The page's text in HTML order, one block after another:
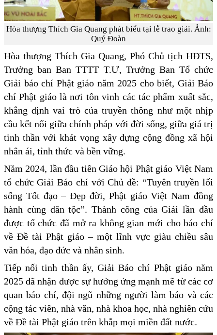
Hòa thượng Thích Gia Quang phát biểu tại lễ trao giải. Ảnh:
Quý Đoàn
Hòa thượng Thích Gia Quang, Phó Chủ tịch HĐTS,
Trưởng ban Ban TTTT T.Ư, Trưởng Ban Tổ chức
Giải báo chí Phật giáo năm 2025 cho biết, Giải Báo
chí Phật giáo là nơi tôn vinh các tác phẩm xuất sắc,
khẳng định vai trò của truyền thông như một nhịp
cầu kết nối giữa chính pháp với đời sống, giữa giá trị
tinh thần với khát vọng xây dựng cộng đồng xã hội
nhân ái, tỉnh thức và bền vững.
Năm 2024, lần đầu tiên Giáo hội Phật giáo Việt Nam
tổ chức Giải Báo chí với Chủ đề: “Tuyên truyền lối
sống Tốt đạo – Đẹp đời, Phật giáo Việt Nam đồng
hành cùng dân tộc”. Thành công của Giải lần đầu
được tổ chức đã mở ra không gian mới cho báo chí
về Đề tài Phật giáo – một lĩnh vực giàu chiều sâu
văn hóa, đạo đức và nhân sinh.
Tiếp nối tinh thần ấy, Giải Báo chí Phật giáo năm
2025 đã nhận được sự hưởng ứng mạnh mẽ từ các cơ
quan báo chí, đội ngũ những người làm báo và các
cộng tác viên, nhà văn, nhà khoa học, nhà nghiên cứu
về Đề tài Phật giáo trên khắp mọi miền đất nước.